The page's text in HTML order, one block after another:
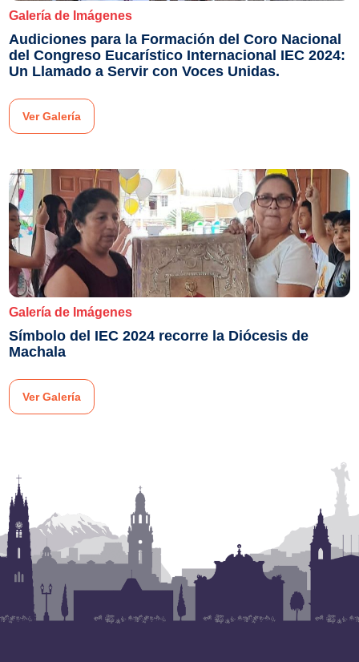
Galería de Imágenes
Audiciones para la Formación del Coro Nacional
del Congreso Eucarístico Internacional IEC 2024:
Un Llamado a Servir con Voces Unidas.
Ver Galería
Galería de Imágenes
Símbolo del IEC 2024 recorre la Diócesis de
Machala
Ver Galería